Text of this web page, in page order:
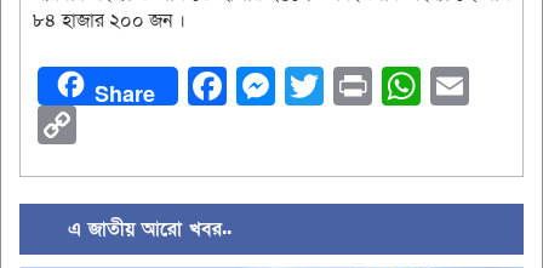
৮৪ হাজার ২০০ জন ।
Share Facebook
Messenger
Twitter
Print
Link
এ জাতীয় আরো খবর..